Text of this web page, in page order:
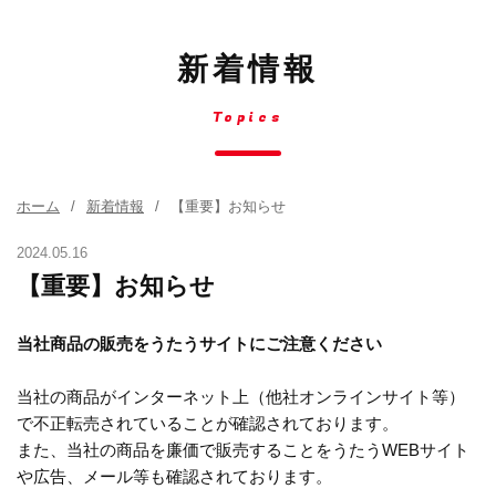
新着情報
Topics
ホーム 新着情報 【重要】お知らせ
2024.05.16
【重要】お知らせ
当社商品の販売をうたうサイトにご注意ください
当社の商品がインターネット上（他社オンラインサイト等）
で不正転売されていることが確認されております。
また、当社の商品を廉価で販売することをうたうWEBサイト
や広告、メール等も確認されております。